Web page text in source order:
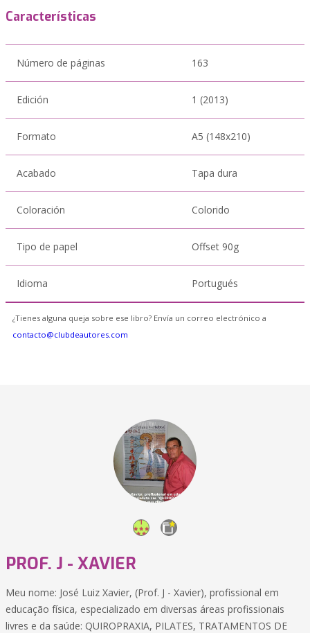
Características
Número de páginas 163
Edición 1 (2013)
Formato A5 (148x210)
Acabado Tapa dura
Coloración Colorido
Tipo de papel Offset 90g
Idioma Portugués
¿Tienes alguna queja sobre ese libro? Envía un correo electrónico a
contacto@clubdeautores.com
PROF. J - XAVIER
Meu nome: José Luiz Xavier, (Prof. J - Xavier), profissional em
educação física, especializado em diversas áreas profissionais
livres e da saúde: QUIROPRAXIA, PILATES, TRATAMENTOS DE